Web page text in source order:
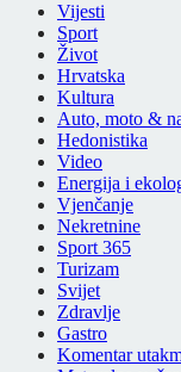
Vijesti
Sport
Život
Hrvatska
Kultura
Auto, moto &
Hedonistika
Video
Energija i
Vjenčanje
Nekretnine
Sport 365
Turizam
Svijet
Zdravlje
Gastro
Komentar